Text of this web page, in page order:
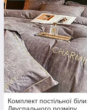
Комплект постільної
Двуспального розміру